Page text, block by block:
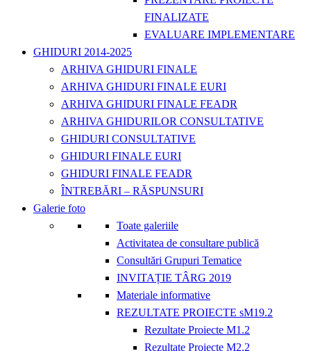
FINALIZATE
EVALUARE IMPLEMENTARE
GHIDURI 2014-2025
ARHIVA GHIDURI FINALE
ARHIVA GHIDURI FINALE EURI
ARHIVA GHIDURI FINALE FEADR
ARHIVA GHIDURILOR CONSULTATIVE
GHIDURI CONSULTATIVE
GHIDURI FINALE EURI
GHIDURI FINALE FEADR
ÎNTREBĂRI – RĂSPUNSURI
Galerie foto
Toate galeriile
Activitatea de consultare publică
Consultări Grupuri Tematice
INVITAȚIE TÂRG 2019
Materiale informative
REZULTATE PROIECTE sM19.2
Rezultate Proiecte M1.2
Rezultate Proiecte M2.2